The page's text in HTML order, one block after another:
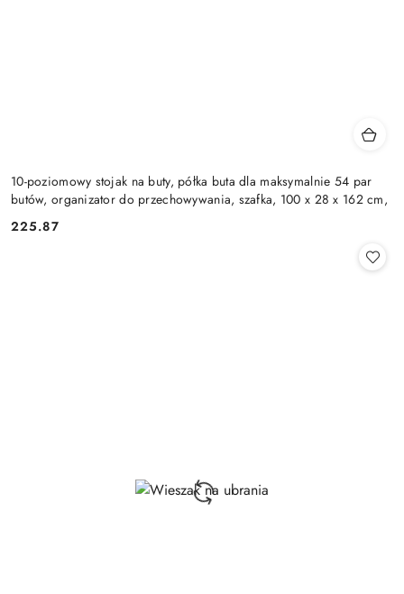
10-poziomowy stojak na buty, półka buta dla maksymalnie 54 par
butów, organizator do przechowywania, szafka, 100 x 28 x 162 cm,
Cena:
225.87